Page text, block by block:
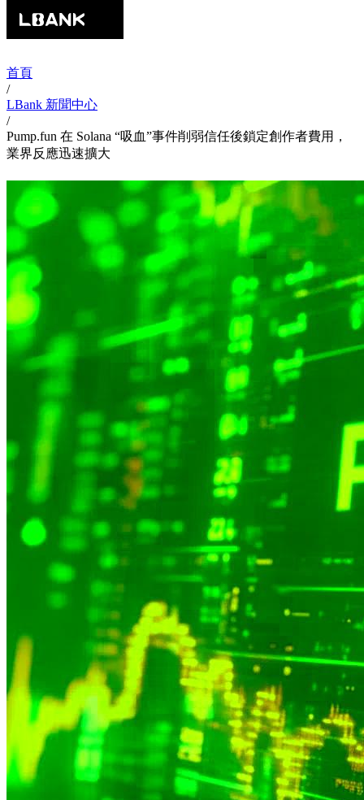
首頁
/
LBank 新聞中心
/
Pump.fun 在 Solana “吸血”事件削弱信任後鎖定創作者費用，
業界反應迅速擴大